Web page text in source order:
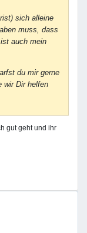
sich alleine
muss, dass
auch mein
du mir gerne
wir Dir helfen
gut geht und ihr